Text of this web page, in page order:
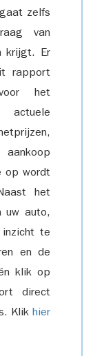
zelfs
van
krijgt. Er
rapport
het
actuele
op wordt
het
uw auto,
te
en de
klik op
direct
Klik hier